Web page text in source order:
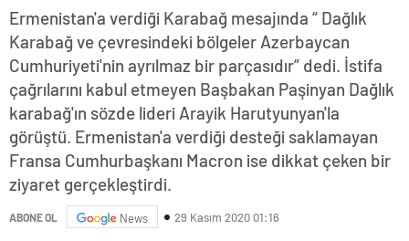
Ermenistan'a verdiği Karabağ mesajında “ Dağlık
Karabağ ve çevresindeki bölgeler Azerbaycan
Cumhuriyeti'nin ayrılmaz bir parçasıdır” dedi. İstifa
çağrılarını kabul etmeyen Başbakan Paşinyan Dağlık
karabağ'ın sözde lideri Arayik Harutyunyan'la
görüştü. Ermenistan'a verdiği desteği saklamayan
Fransa Cumhurbaşkanı Macron ise dikkat çeken bir
ziyaret gerçekleştirdi.
ABONE OL News 29 Kasım 2020 01:16